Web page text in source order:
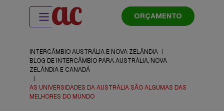
ORÇAMENTO
INTERCÂMBIO AUSTRÁLIA E NOVA ZELÂNDIA
BLOG DE INTERCÂMBIO PARA AUSTRÁLIA, NOVA
ZELÂNDIA E CANADÁ
AS UNIVERSIDADES DA AUSTRÁLIA SÃO ALGUMAS DAS
MELHORES DO MUNDO